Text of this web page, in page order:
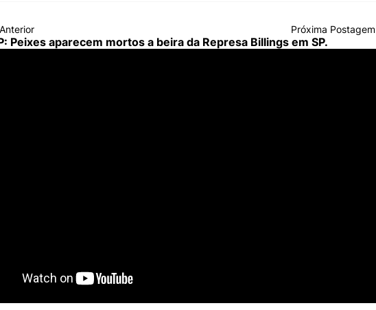
Próxima Postagem
Peixes aparecem mortos a beira da Represa Billings em SP.